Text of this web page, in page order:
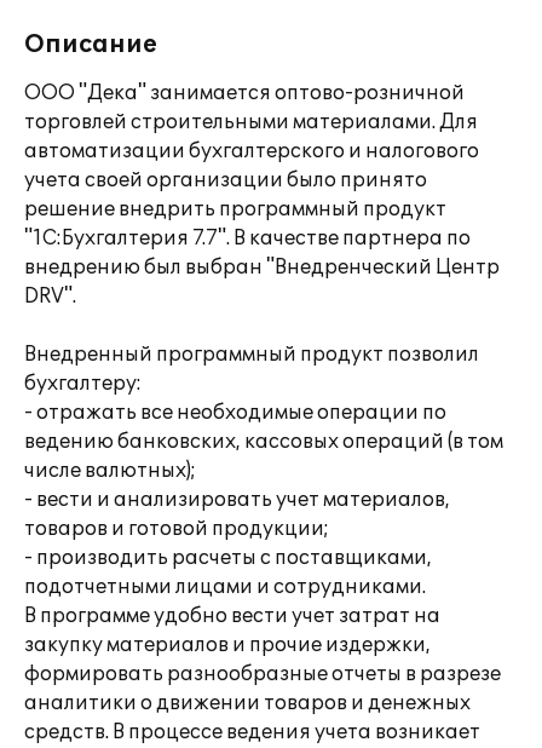
Описание
ООО "Дека" занимается оптово-розничной
торговлей строительными материалами. Для
автоматизации бухгалтерского и налогового
учета своей организации было принято
решение внедрить программный продукт
"1С:Бухгалтерия 7.7". В качестве партнера по
внедрению был выбран "Внедренческий Центр
DRV".
Внедренный программный продукт позволил
бухгалтеру:
- отражать все необходимые операции по
ведению банковских, кассовых операций (в том
числе валютных);
- вести и анализировать учет материалов,
товаров и готовой продукции;
- производить расчеты с поставщиками,
подотчетными лицами и сотрудниками.
В программе удобно вести учет затрат на
закупку материалов и прочие издержки,
формировать разнообразные отчеты в разрезе
аналитики о движении товаров и денежных
средств. В процессе ведения учета возникает